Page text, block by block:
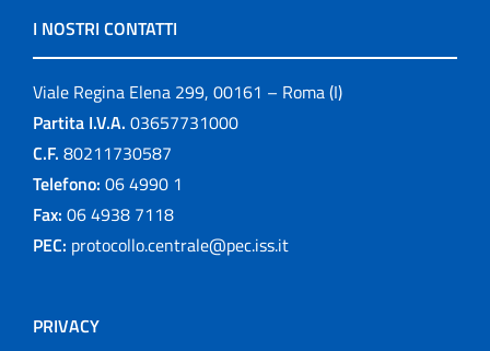
I NOSTRI CONTATTI
Viale Regina Elena 299, 00161 – Roma (I)
Partita I.V.A. 03657731000
C.F. 80211730587
Telefono: 06 4990 1
Fax: 06 4938 7118
PEC: protocollo.centrale@pec.iss.it
PRIVACY